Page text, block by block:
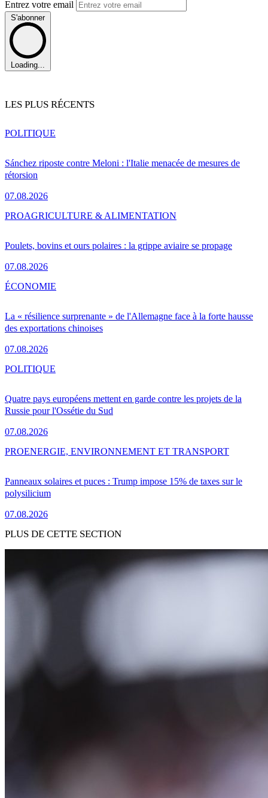
Entrez votre email
S'abonner
Loading...
LES PLUS RÉCENTS
Sánchez riposte contre Meloni : l'Italie menacée de mesures de
rétorsion
07.08.2026
POLITIQUE
Poulets, bovins et ours polaires : la grippe aviaire se propage
07.08.2026
PROAGRICULTURE & ALIMENTATION
La « résilience surprenante » de l'Allemagne face à la forte hausse
des exportations chinoises
07.08.2026
ÉCONOMIE
Quatre pays européens mettent en garde contre les projets de la
Russie pour l'Ossétie du Sud
07.08.2026
POLITIQUE
Panneaux solaires et puces : Trump impose 15% de taxes sur le
polysilicium
07.08.2026
PROENERGIE, ENVIRONNEMENT ET TRANSPORT
PLUS DE CETTE SECTION